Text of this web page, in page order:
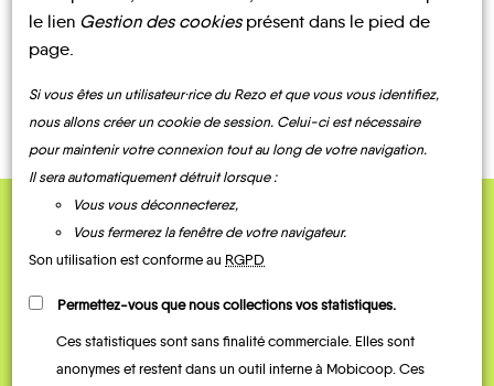
QUELQUES
Témoignages
le lien Gestion des cookiesprésent dans le pied de
page.
Si vous êtes un utilisateur·rice du Rezo et que vous vous identifiez,
nous allons créer un cookie de session. Celui-ci est nécessaire
pour maintenir votre connexion tout au long de votre navigation.
Il sera automatiquement détruit lorsque :
Vous vous déconnecterez,
Vous fermerez la fenêtre de votre navigateur.
Son utilisation est conforme au RGPD
Permettez-vous que nous collections vos statistiques.
Ces statistiques sont sans finalité commerciale. Elles sont
anonymes et restent dans un outil interne à Mobicoop. Ces